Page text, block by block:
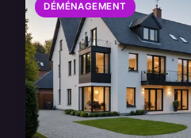
DÉMÉNAGEMENT